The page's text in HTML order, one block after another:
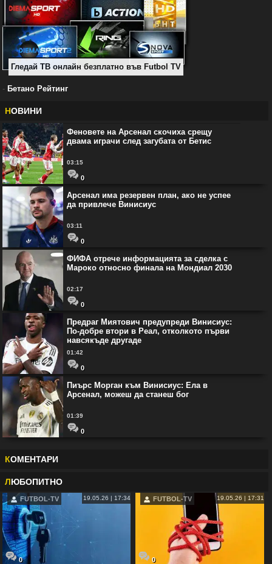
Гледай ТВ онлайн безплатно във Futbol TV
- Бетано Рейтинг
НОВИНИ
Феновете на Арсенал скочиха срещу
двама играчи след загубата от Бетис
03:15
0
Арсенал има резервен план, ако не успее
да привлече Винисиус
03:11
0
ФИФА отрече информацията за сделка с
Мароко относно финала на Мондиал 2030
02:17
0
Предраг Миятович предупреди Винисиус:
По-добре втори в Реал, отколкото първи
навсякъде другаде
01:42
0
Пиърс Морган към Винисиус: Ела в
Арсенал, можеш да станеш бог
01:39
0
КОМЕНТАРИ
ЛЮБОПИТНО
FUTBOL-TV 19.05.26 | 17:34
0
FUTBOL-TV 19.05.26 | 17:31
0